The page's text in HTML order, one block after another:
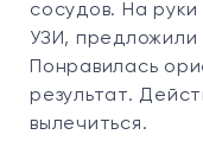
сосудов. На
УЗИ, предложили
Понравилась
результат.
вылечиться.